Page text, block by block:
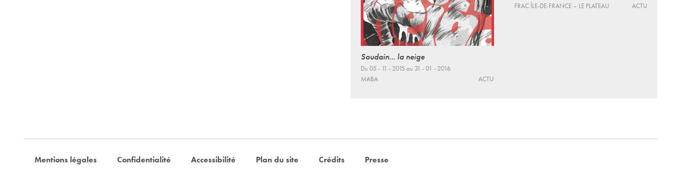
Soudain... la neige
Du 05 - 11 - 2015 au 31 - 01 - 2016
MABA
ACTU
FRAC ÎLE-DE-FRANCE – LE PLATEAU
ACTU
Mentions légales Confidentialité Accessibilité Plan du site Crédits Presse